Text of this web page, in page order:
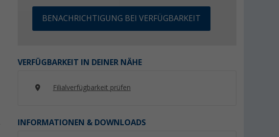
BENACHRICHTIGUNG BEI VERFÜGBARKEIT
VERFÜGBARKEIT IN DEINER NÄHE
Filialverfügbarkeit prüfen
INFORMATIONEN & DOWNLOADS